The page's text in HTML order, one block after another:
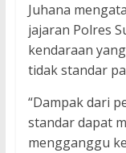
Juhana
jajaran Polres
kendaraan
tidak standar
“Dampak dari
standar dapat
mengganggu